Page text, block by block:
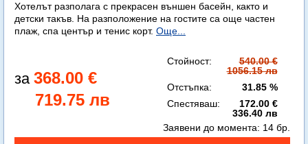
Хотелът разполага с прекрасен външен басейн, както и
детски такъв. На разположение на гостите са още частен
плаж, спа център и тенис корт. Още...
368.00 €
719.75 лв
Стойност:
540.00 €
1056.15 лв
Отстъпка:
31.85 %
Спестяваш:
172.00 €
336.40 лв
Заявени до момента: 14 бр.